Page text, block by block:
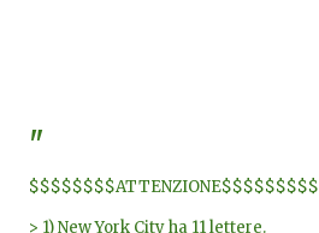
"
$$$$$$$$ATTENZIONE$$$$$$$$$
> 1) New York City ha 11 lettere.